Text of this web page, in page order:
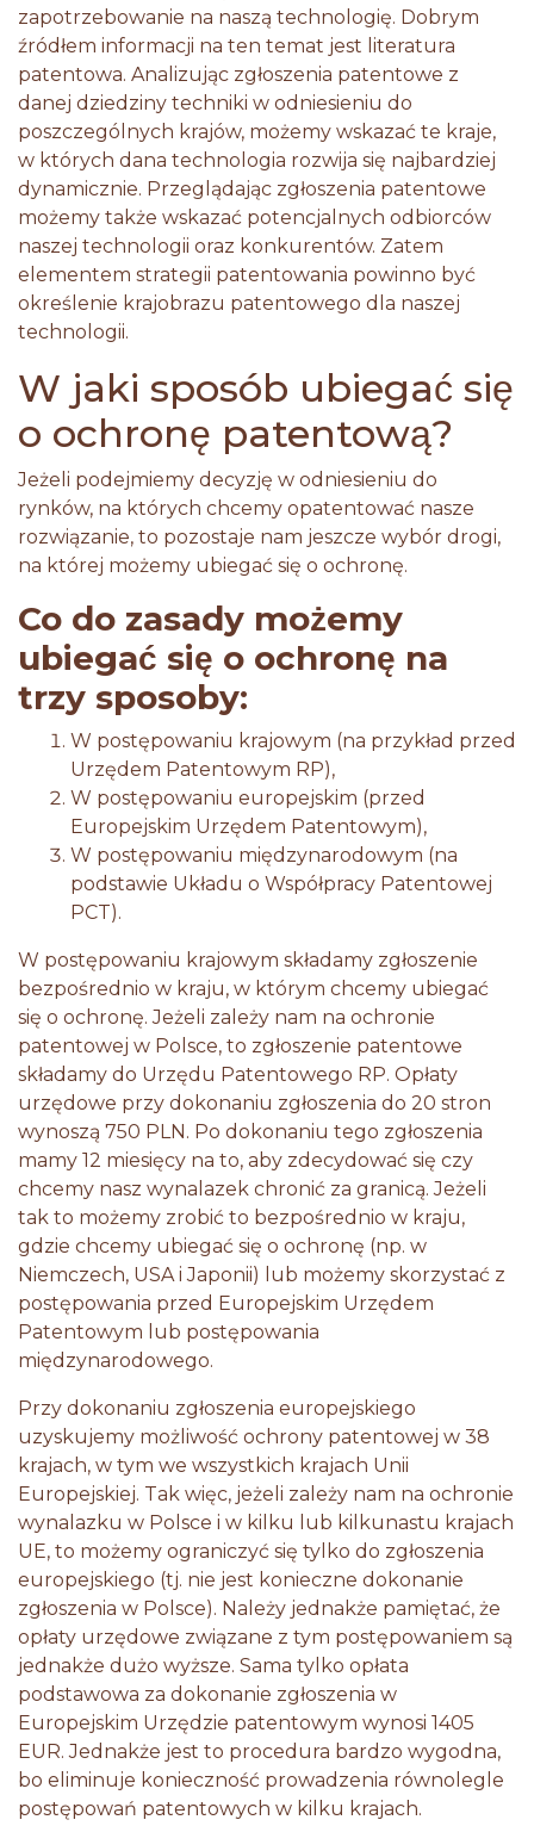
zapotrzebowanie na naszą technologię. Dobrym
źródłem informacji na ten temat jest literatura
patentowa. Analizując zgłoszenia patentowe z
danej dziedziny techniki w odniesieniu do
poszczególnych krajów, możemy wskazać te kraje,
w których dana technologia rozwija się najbardziej
dynamicznie. Przeglądając zgłoszenia patentowe
możemy także wskazać potencjalnych odbiorców
naszej technologii oraz konkurentów. Zatem
elementem strategii patentowania powinno być
określenie krajobrazu patentowego dla naszej
technologii.
W jaki sposób ubiegać się
o ochronę patentową?
Jeżeli podejmiemy decyzję w odniesieniu do
rynków, na których chcemy opatentować nasze
rozwiązanie, to pozostaje nam jeszcze wybór drogi,
na której możemy ubiegać się o ochronę.
Co do zasady możemy
ubiegać się o ochronę na
trzy sposoby:
W postępowaniu krajowym (na przykład przed
Urzędem Patentowym RP),
W postępowaniu europejskim (przed
Europejskim Urzędem Patentowym),
W postępowaniu międzynarodowym (na
podstawie Układu o Współpracy Patentowej
PCT).
W postępowaniu krajowym składamy zgłoszenie
bezpośrednio w kraju, w którym chcemy ubiegać
się o ochronę. Jeżeli zależy nam na ochronie
patentowej w Polsce, to zgłoszenie patentowe
składamy do Urzędu Patentowego RP. Opłaty
urzędowe przy dokonaniu zgłoszenia do 20 stron
wynoszą 750 PLN. Po dokonaniu tego zgłoszenia
mamy 12 miesięcy na to, aby zdecydować się czy
chcemy nasz wynalazek chronić za granicą. Jeżeli
tak to możemy zrobić to bezpośrednio w kraju,
gdzie chcemy ubiegać się o ochronę (np. w
Niemczech, USA i Japonii) lub możemy skorzystać z
postępowania przed Europejskim Urzędem
Patentowym lub postępowania
międzynarodowego.
Przy dokonaniu zgłoszenia europejskiego
uzyskujemy możliwość ochrony patentowej w 38
krajach, w tym we wszystkich krajach Unii
Europejskiej. Tak więc, jeżeli zależy nam na ochronie
wynalazku w Polsce i w kilku lub kilkunastu krajach
UE, to możemy ograniczyć się tylko do zgłoszenia
europejskiego (tj. nie jest konieczne dokonanie
zgłoszenia w Polsce). Należy jednakże pamiętać, że
opłaty urzędowe związane z tym postępowaniem są
jednakże dużo wyższe. Sama tylko opłata
podstawowa za dokonanie zgłoszenia w
Europejskim Urzędzie patentowym wynosi 1405
EUR. Jednakże jest to procedura bardzo wygodna,
bo eliminuje konieczność prowadzenia równolegle
postępowań patentowych w kilku krajach.